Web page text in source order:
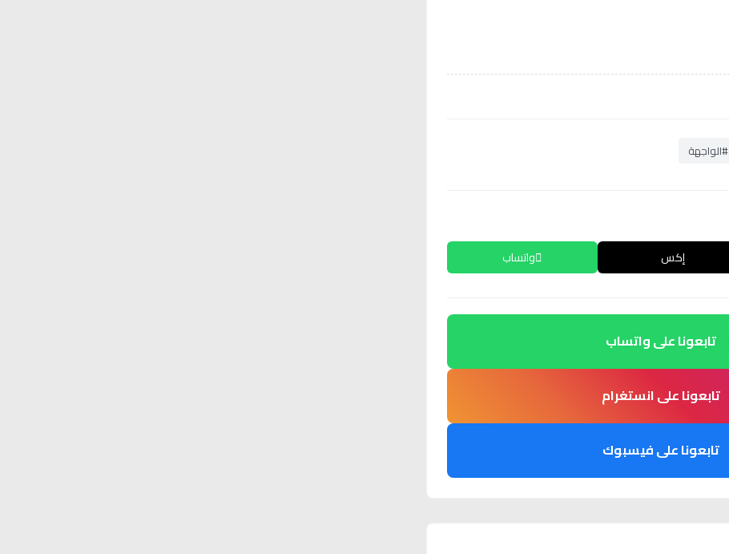
#الواجهة
إكس واتساب
تابعونا على واتساب
تابعونا على انستغرام
تابعونا على فيسبوك